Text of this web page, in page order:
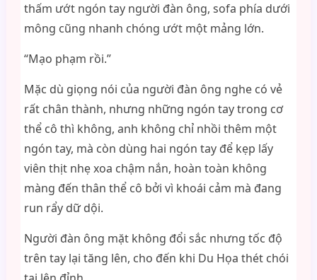
thấm ướt ngón tay người đàn ông, sofa phía dưới
mông cũng nhanh chóng ướt một mảng lớn.
“Mạo phạm rồi.”
Mặc dù giọng nói của người đàn ông nghe có vẻ
rất chân thành, nhưng những ngón tay trong cơ
thể cô thì không, anh không chỉ nhồi thêm một
ngón tay, mà còn dùng hai ngón tay để kẹp lấy
viên thịt nhẹ xoa chậm nắn, hoàn toàn không
màng đến thân thể cô bởi vì khoái cảm mà đang
run rẩy dữ dội.
Người đàn ông mặt không đổi sắc nhưng tốc độ
trên tay lại tăng lên, cho đến khi Du Họa thét chói